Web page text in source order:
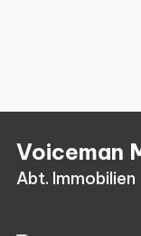
Voiceman
Abt. Immobilien